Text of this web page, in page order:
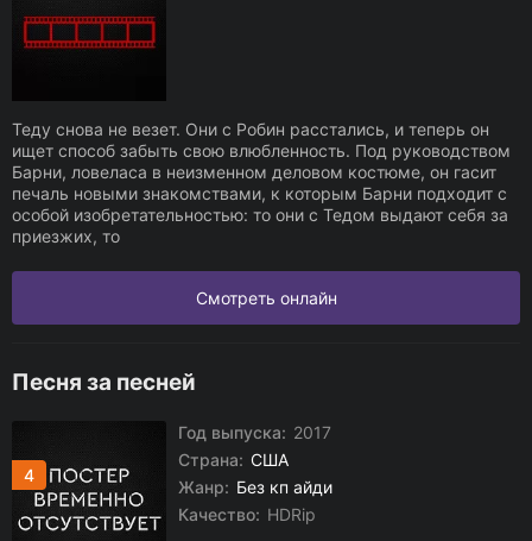
Теду снова не везет. Они с Робин расстались, и теперь он
ищет способ забыть свою влюбленность. Под руководством
Барни, ловеласа в неизменном деловом костюме, он гасит
печаль новыми знакомствами, к которым Барни подходит с
особой изобретательностью: то они с Тедом выдают себя за
приезжих, то
Смотреть онлайн
Песня за песней
4
Год выпуска: 2017
Страна: США
Жанр: Без кп айди
Качество: HDRip